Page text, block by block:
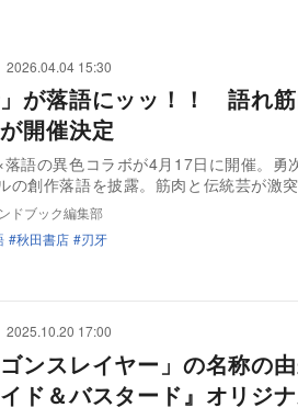
2026.04.04 15:30
」が落語にッッ！！ 語れ
開催決定
落語の異色コラボが4月17日に開催。
の創作落語を披露。筋肉と伝統芸が激
ドブック編集部
秋田書店 刃牙
2025.10.20 17:00
ゴンスレイヤー」の名称
イド＆バスタード』オリジ